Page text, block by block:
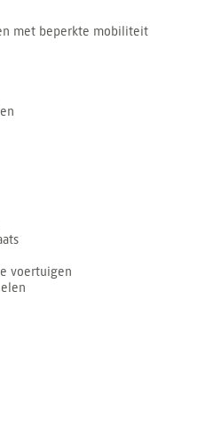
met beperkte mobiliteit
voertuigen